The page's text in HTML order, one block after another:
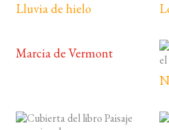
Lluvia de hielo
Marcia de Vermont